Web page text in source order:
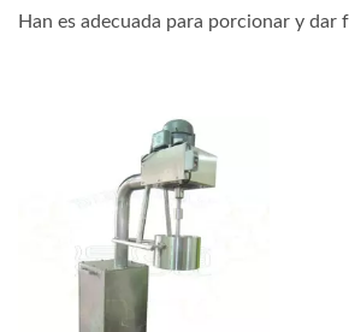
Han es adecuada para porcionar y dar